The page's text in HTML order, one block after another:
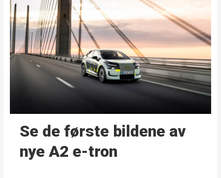
Se de første bildene av
nye A2 e-tron